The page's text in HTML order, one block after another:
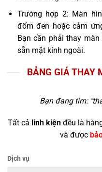
Trường hợp 2: Màn
đốm đen hoặc cảm
Bạn cần phải thay
sẵn mặt kính ngoài.
BẢNG GIÁ THAY
Bạn đang tìm: "
Tất cả linh kiện đều là
và được
Dịch vụ